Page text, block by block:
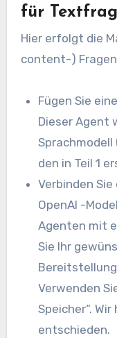
für
Hier erfolgt die
content-)
Fügen Sie
Dieser Agent
Sprachmodell
den in Teil 1
Verbinden
OpenAI -
Agenten mit
Sie Ihr
Verwenden
Speicher“.
entschieden.